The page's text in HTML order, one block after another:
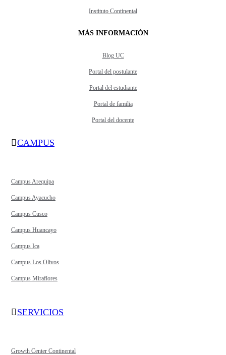
Instituto Continental
MÁS INFORMACIÓN
Blog UC
Portal del postulante
Portal del estudiante
Portal de familia
Portal del docente
CAMPUS
Campus Arequipa
Campus Ayacucho
Campus Cusco
Campus Huancayo
Campus Ica
Campus Los Olivos
Campus Miraflores
SERVICIOS
Growth Center Continental